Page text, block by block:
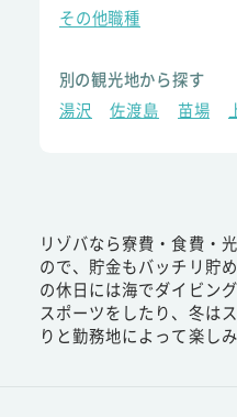
その他職種
別の観光地から探す
湯沢
佐渡島 苗場
リゾバなら寮費・食費・
ので、貯金もバッチリ貯
の休日には海でダイビン
スポーツをしたり、冬は
りと勤務地によって楽し